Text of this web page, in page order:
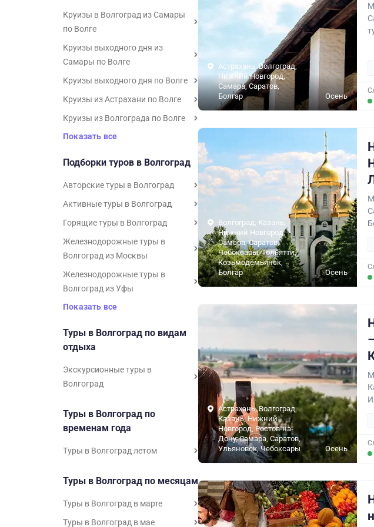
Круизы в Волгоград из Самары
по Волге
Круизы выходного дня из
Самары по Волге
Круизы выходного дня по Волге
Круизы из Астрахани по Волге
Круизы из Волгограда по Волге
Показать все
Подборки туров в Волгоград
Авторские туры в Волгоград
Активные туры в Волгоград
Горящие туры в Волгоград
Железнодорожные туры в
Волгоград из Москвы
Железнодорожные туры в
Волгоград из Уфы
Показать все
Туры в Волгоград по видам
отдыха
Экскурсионные туры в
Волгоград
Туры в Волгоград по
временам года
Туры в Волгоград летом
Туры в Волгоград по месяцам
Туры в Волгоград в марте
Туры в Волгоград в мае
Астрахань, Волгоград,
Нижний Новгород,
Самара, Саратов,
Болгар
Осень
Волгоград, Казань,
Нижний Новгород,
Самара, Саратов,
Чебоксары, Тольятти,
Козьмодемьянск,
Болгар
Осень
Астрахань, Волгоград,
Казань, Нижний
Новгород, Ростов-на-
Дону, Самара, Саратов,
Ульяновск, Чебоксары
Осень